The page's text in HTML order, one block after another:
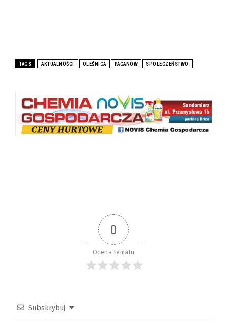
TAGS AKTUALNOŚCI OLEŚNICA PACANÓW SPOŁECZEŃSTWO
0
Ocena tematu
Subskrybuj